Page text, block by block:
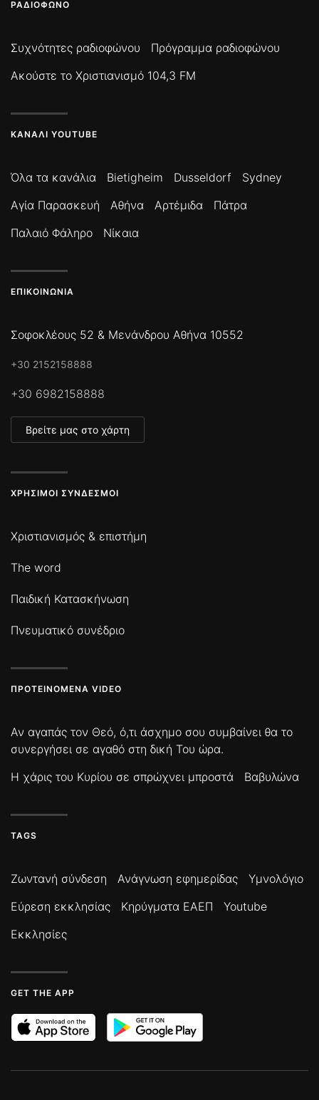
ΡΑΔΙΌΦΩΝΟ
Συχνότητες ραδιοφώνου
Πρόγραμμα ραδιοφώνου
Ακούστε το Χριστιανισμό 104,3 FM
ΚΑΝΆΛΙ YOUTUBE
Όλα τα κανάλια Bietigheim Dusseldorf
Sydney
Αγία Παρασκευή
Αθήνα Αρτέμιδα
Πάτρα
Παλαιό Φάληρο
Νίκαια
ΕΠΙΚΟΙΝΩΝΊΑ
Σοφοκλέους 52 & Μενάνδρου Αθήνα 10552
+30 2152158888
+30 6982158888
Βρείτε μας στο χάρτη
ΧΡΉΣΙΜΟΙ ΣΎΝΔΕΣΜΟΙ
Χριστιανισμός & επιστήμη
The word
Παιδική Κατασκήνωση
Πνευματικό συνέδριο
ΠΡΟΤΕΙΝΌΜΕΝΑ VIDEO
Αν αγαπάς τον Θεό, ό,τι άσχημο σου συμβαίνει θα το
συνεργήσει σε αγαθό στη δική Του ώρα.
Η χάρις του Κυρίου σε σπρώχνει μπροστά
Βαβυλώνα
TAGS
Ζωντανή σύνδεση Ανάγνωση εφημερίδας
Υμνολόγιο
Εύρεση εκκλησίας
Κηρύγματα ΕΑΕΠ
Youtube
Εκκλησίες
GET THE APP